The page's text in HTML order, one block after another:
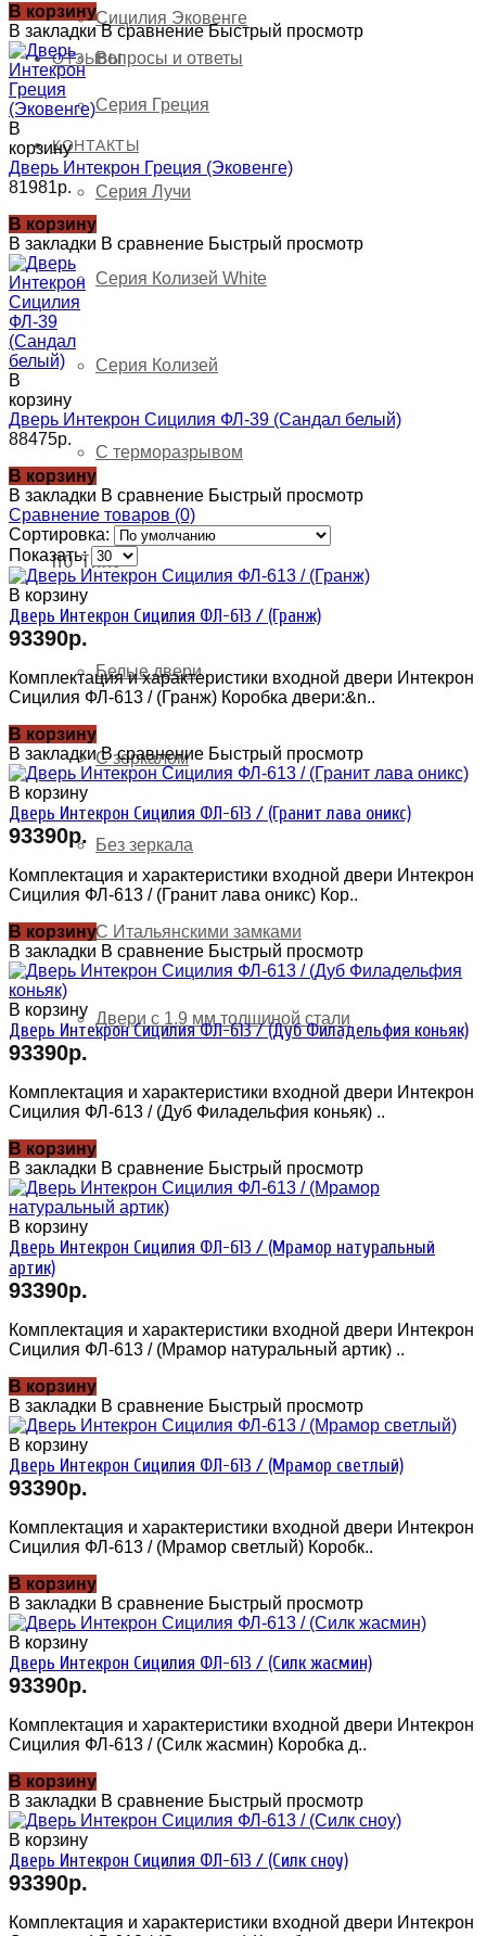
Сицилия Эковенге
Серия Греция
Серия Лучи
Серия Колизей White
Серия Колизей
С терморазрывом
ПО ТИПУ
Белые двери
С зеркалом
Без зеркала
С Итальянскими замками
Двери с 1.9 мм толщиной стали
Вопросы и ответы
ОТЗЫВЫ
КОНТАКТЫ
В корзину
В закладки В сравнение Быстрый просмотр
В
корзину
Дверь Интекрон Греция (Эковенге)
81981р.
В корзину
В закладки В сравнение Быстрый просмотр
В
корзину
Дверь Интекрон Сицилия ФЛ-39 (Сандал белый)
88475р.
В корзину
В закладки В сравнение Быстрый просмотр
Сравнение товаров (0)
Сортировка:
Показать:
В корзину
Дверь Интекрон Сицилия ФЛ-613 / (Гранж)
93390р.
Комплектация и характеристики входной двери Интекрон
Сицилия ФЛ-613 / (Гранж) Коробка двери:&n..
В корзину
В закладки В сравнение Быстрый просмотр
В корзину
Дверь Интекрон Сицилия ФЛ-613 / (Гранит лава оникс)
93390р.
Комплектация и характеристики входной двери Интекрон
Сицилия ФЛ-613 / (Гранит лава оникс) Кор..
В корзину
В закладки В сравнение Быстрый просмотр
В корзину
Дверь Интекрон Сицилия ФЛ-613 / (Дуб Филадельфия коньяк)
93390р.
Комплектация и характеристики входной двери Интекрон
Сицилия ФЛ-613 / (Дуб Филадельфия коньяк) ..
В корзину
В закладки В сравнение Быстрый просмотр
В корзину
Дверь Интекрон Сицилия ФЛ-613 / (Мрамор натуральный
артик)
93390р.
Комплектация и характеристики входной двери Интекрон
Сицилия ФЛ-613 / (Мрамор натуральный артик) ..
В корзину
В закладки В сравнение Быстрый просмотр
В корзину
Дверь Интекрон Сицилия ФЛ-613 / (Мрамор светлый)
93390р.
Комплектация и характеристики входной двери Интекрон
Сицилия ФЛ-613 / (Мрамор светлый) Коробк..
В корзину
В закладки В сравнение Быстрый просмотр
В корзину
Дверь Интекрон Сицилия ФЛ-613 / (Силк жасмин)
93390р.
Комплектация и характеристики входной двери Интекрон
Сицилия ФЛ-613 / (Силк жасмин) Коробка д..
В корзину
В закладки В сравнение Быстрый просмотр
В корзину
Дверь Интекрон Сицилия ФЛ-613 / (Силк сноу)
93390р.
Комплектация и характеристики входной двери Интекрон